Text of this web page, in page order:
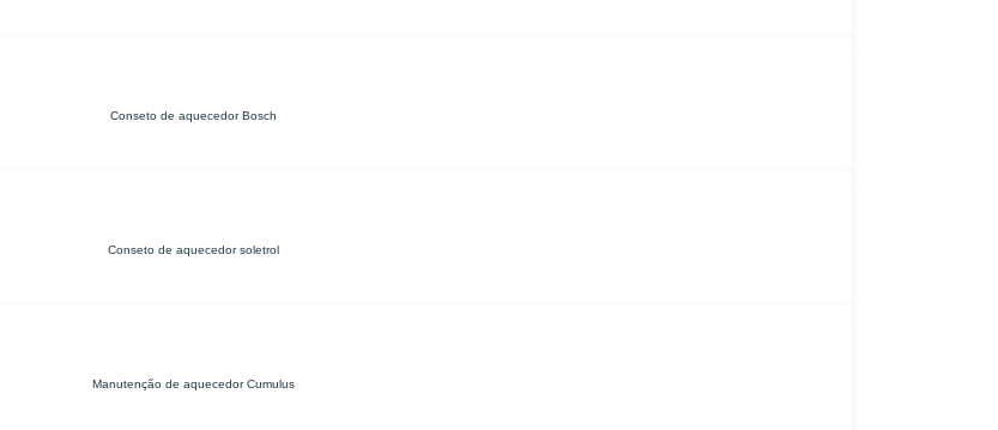
Conseto de aquecedor Bosch
Conseto de aquecedor soletrol
Manutenção de aquecedor Cumulus